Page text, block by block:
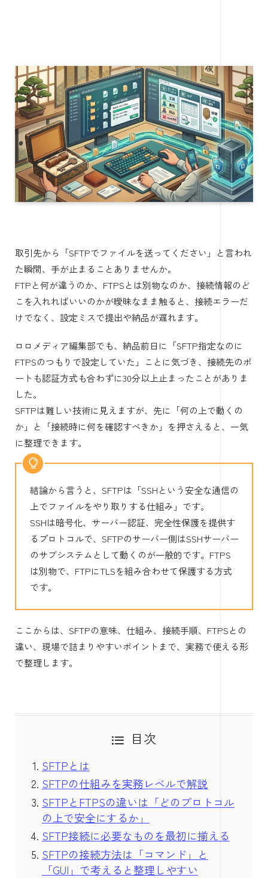
取引先から「SFTPでファイルを送ってください」と言われ
た瞬間、手が止まることありませんか。
FTPと何が違うのか、FTPSとは別物なのか、接続情報のど
こを入れればいいのかが曖昧なまま触ると、接続エラーだ
けでなく、設定ミスで提出や納品が遅れます。
ロロメディア編集部でも、納品前日に「SFTP指定なのに
FTPSのつもりで設定していた」ことに気づき、接続先のポ
ートも認証方式も合わずに30分以上止まったことがありま
した。
SFTPは難しい技術に見えますが、先に「何の上で動くの
か」と「接続時に何を確認すべきか」を押さえると、一気
に整理できます。
結論から言うと、SFTPは「SSHという安全な通信の
上でファイルをやり取りする仕組み」です。
SSHは暗号化、サーバー認証、完全性保護を提供す
るプロトコルで、SFTPのサーバー側はSSHサーバー
のサブシステムとして動くのが一般的です。FTPS
は別物で、FTPにTLSを組み合わせて保護する方式
です。
ここからは、SFTPの意味、仕組み、接続手順、FTPSとの
違い、現場で詰まりやすいポイントまで、実務で使える形
で整理します。
目次
SFTPとは
SFTPの仕組みを実務レベルで解説
SFTPとFTPSの違いは「どのプロトコル
の上で安全にするか」
SFTP接続に必要なものを最初に揃える
SFTPの接続方法は「コマンド」と
「GUI」で考えると整理しやすい